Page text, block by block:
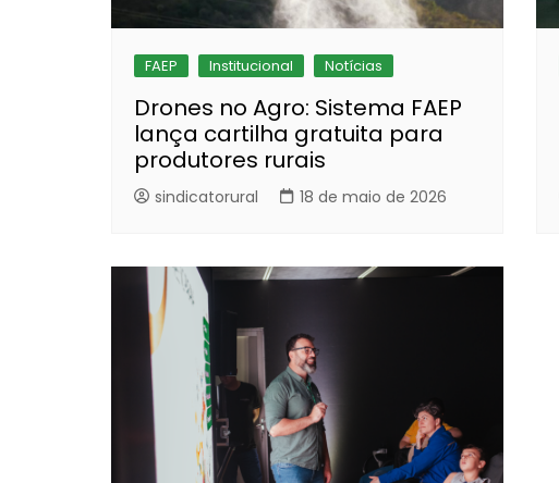
FAEP Institucional Notícias
Drones no Agro: Sistema FAEP
lança cartilha gratuita para
produtores rurais
sindicatorural 18 de maio de 2026